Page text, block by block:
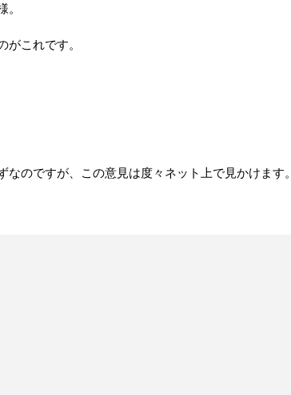
。
これです。
のですが、この意見は度々ネット上で見かけます。